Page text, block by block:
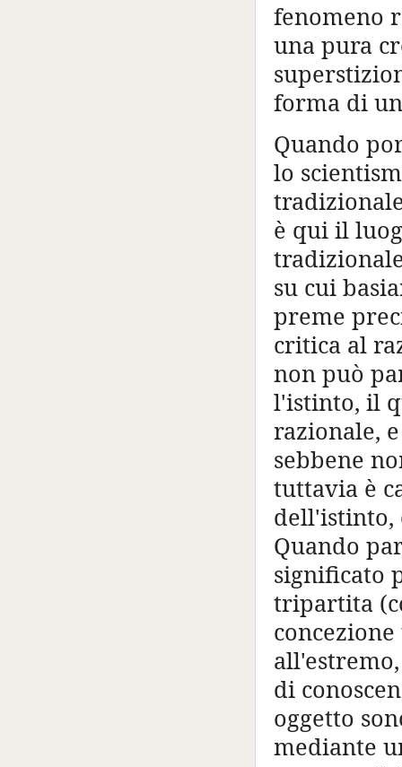
fenomeno
una pura
forma di
Quando
lo
è qui il
su cui
preme
critica al
non può
l'istinto, il
razionale,
sebbene
tuttavia è
dell'istinto,
Quando
significato
tripartita
di
oggetto
mediante